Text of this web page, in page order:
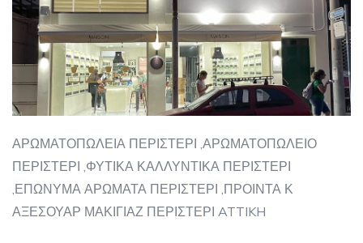
ΑΡΩΜΑΤΟΠΩΛΕΙΑ ΠΕΡΙΣΤΕΡΙ ,ΑΡΩΜΑΤΟΠΩΛΕΙΟ
ΠΕΡΙΣΤΕΡΙ ,ΦΥΤΙΚΑ ΚΑΛΛΥΝΤΙΚΑ ΠΕΡΙΣΤΕΡΙ
,ΕΠΩΝΥΜΑ ΑΡΩΜΑΤΑ ΠΕΡΙΣΤΕΡΙ ,ΠΡΟΙΝΤΑ Κ
ΑΞΕΣΟΥΑΡ ΜΑΚΙΓΙΑΖ ΠΕΡΙΣΤΕΡΙ ATTIKH